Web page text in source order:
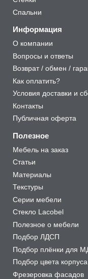
Спальни
Информация
О компании
Вопросы и ответы
Возврат / обмен /
Как оплатить?
Условия доставки и
Контакты
Публичная оферта
Полезное
Мебель на заказ
Статьи
Материалы
Текстуры
Серии мебели
Стекло Lacobel
Полезное о мебели
Подбор ЛДСП
Подбор плёнки для
Подбор цвета
Фрезеровка фасадов